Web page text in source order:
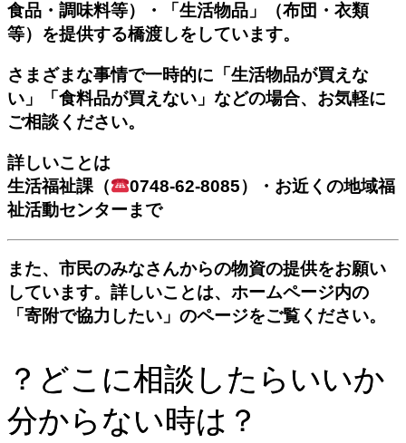
食品・調味料等）・「生活物品」（布団・衣類
等）を提供する橋渡しをしています。
さまざまな事情で一時的に「生活物品が買えな
い」「食料品が買えない」などの場合、お気軽に
ご相談ください。
詳しいことは
生活福祉課（
0748-62-8085）・お近くの地域福
祉活動センターまで
また、市民のみなさんからの物資の提供をお願い
しています。詳しいことは、ホームページ内の
「寄附で協力したい」のページをご覧ください。
？どこに相談したらいいか
分からない時は？